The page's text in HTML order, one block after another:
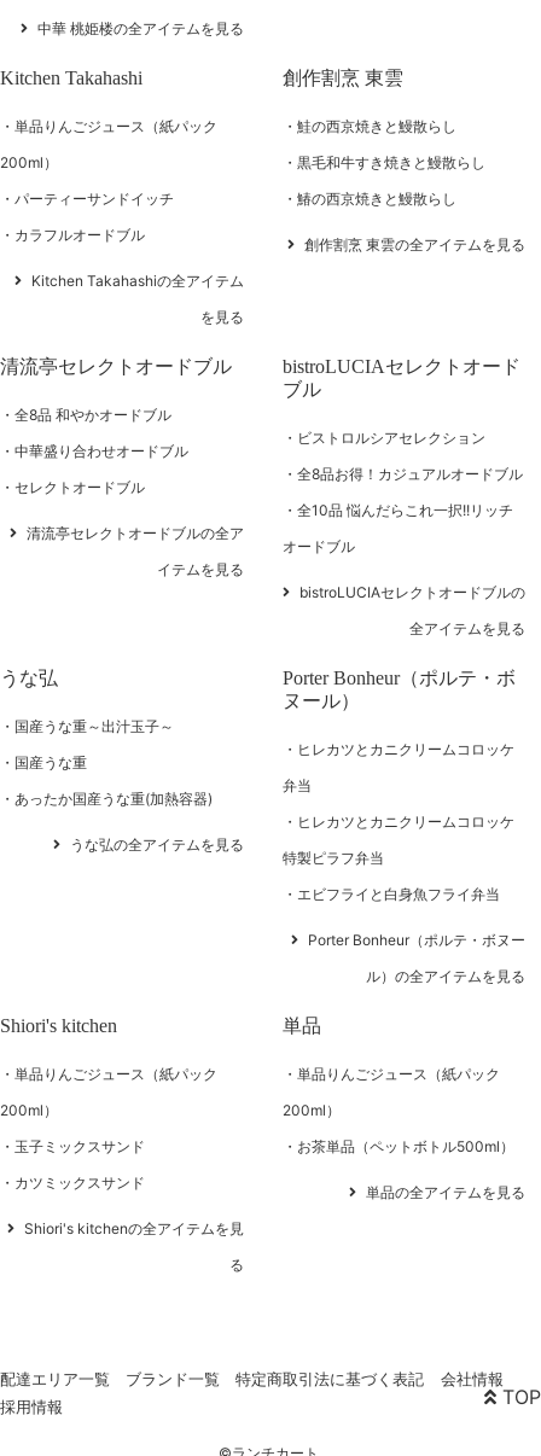
中華 桃姫楼の全アイテムを見る
Kitchen Takahashi
単品りんごジュース（紙パック
200ml）
パーティーサンドイッチ
カラフルオードブル
Kitchen Takahashiの全アイテム
を見る
創作割烹 東雲
鮭の西京焼きと鰻散らし
黒毛和牛すき焼きと鰻散らし
鰆の西京焼きと鰻散らし
創作割烹 東雲の全アイテムを見る
清流亭セレクトオードブル
全8品 和やかオードブル
中華盛り合わせオードブル
セレクトオードブル
清流亭セレクトオードブルの全ア
イテムを見る
bistroLUCIAセレクトオード
ブル
ビストロルシアセレクション
全8品お得！カジュアルオードブル
全10品 悩んだらこれ一択!!リッチ
オードブル
bistroLUCIAセレクトオードブルの
全アイテムを見る
うな弘
国産うな重～出汁玉子～
国産うな重
あったか国産うな重(加熱容器)
うな弘の全アイテムを見る
Porter Bonheur（ポルテ・ボ
ヌール）
ヒレカツとカニクリームコロッケ
弁当
ヒレカツとカニクリームコロッケ
特製ピラフ弁当
エビフライと白身魚フライ弁当
Porter Bonheur（ポルテ・ボヌー
ル）の全アイテムを見る
Shiori's kitchen
単品りんごジュース（紙パック
200ml）
玉子ミックスサンド
カツミックスサンド
Shiori's kitchenの全アイテムを見
る
単品
単品りんごジュース（紙パック
200ml）
お茶単品（ペットボトル500ml）
単品の全アイテムを見る
TOP
配達エリア一覧 ブランド一覧 特定商取引法に基づく表記
会社情報
採用情報